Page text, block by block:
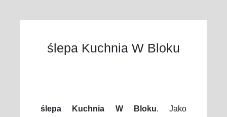
ślepa Kuchnia W Bloku
ślepa Kuchnia W Bloku. Jako